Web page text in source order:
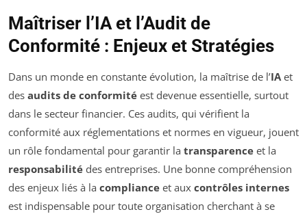
Maîtriser l’IA et l’Audit de
Conformité : Enjeux et Stratégies
Dans un monde en constante évolution, la maîtrise de l’IAet
des audits de conformité est devenue essentielle, surtout
dans le secteur financier. Ces audits, qui vérifient la
conformité aux réglementations et normes en vigueur, jouent
un rôle fondamental pour garantir la transparence et la
responsabilité des entreprises. Une bonne compréhension
des enjeux liés à la compliance et aux contrôles internes
est indispensable pour toute organisation cherchant à se